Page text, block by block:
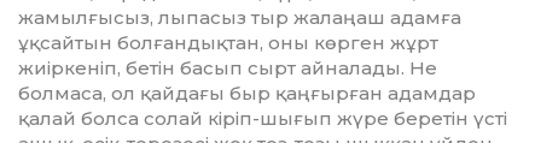
жамыл­ғы­сыз, лыпасыз тыр жалаңаш адамға
ұқсай­тын болғандықтан, оны көрген жұрт
жиіркеніп, бетін басып сырт айналады. Не
болмаса, ол қайдағы быр қаңғыр­ған адамдар
қалай болса солай кіріп-шығып жүре беретін үсті